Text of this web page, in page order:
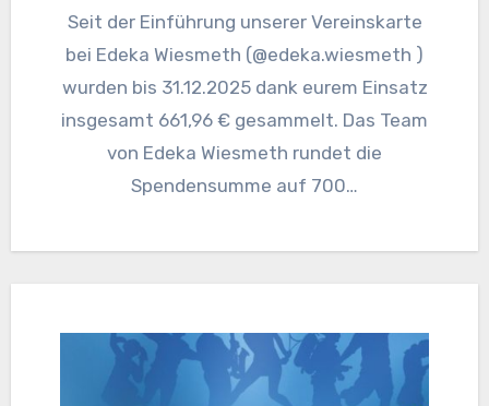
Seit der Einführung unserer Vereinskarte
bei Edeka Wiesmeth (@edeka.wiesmeth )
wurden bis 31.12.2025 dank eurem Einsatz
insgesamt 661,96 € gesammelt. Das Team
von Edeka Wiesmeth rundet die
Spendensumme auf 700…